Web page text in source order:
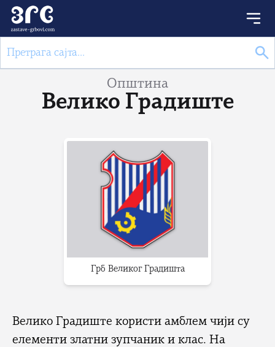
Општина
Велико Градиште
Грб Великог Градишта
Велико Градиште користи амблем чији су
елементи златни зупчаник и клас. На